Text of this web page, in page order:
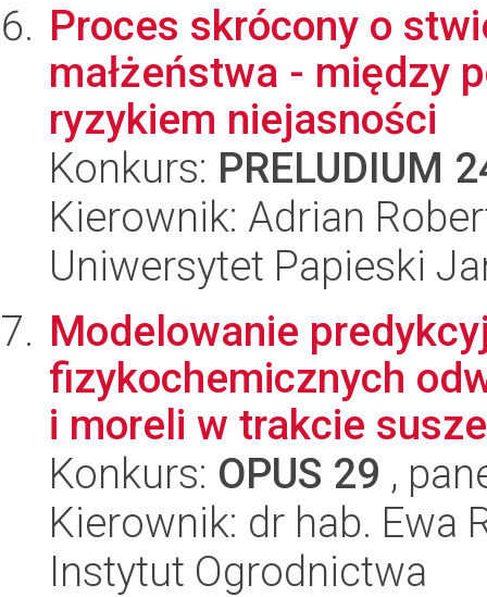
Proces skrócony o
małżeństwa - między
ryzykiem niejasności
Konkurs: PRELUDIUM
Kierownik: Adrian
Uniwersytet Papieski
Modelowanie
fizykochemicznych
i moreli w trakcie
Konkurs: OPUS 29 ,
Kierownik: dr hab. Ewa
Instytut Ogrodnictwa